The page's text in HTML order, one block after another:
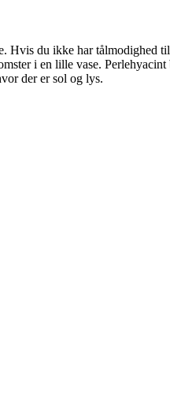
Hvis du ikke har tålmodighed
i en lille vase.
der er sol og lys.